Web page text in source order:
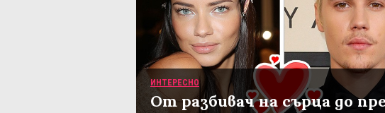
ИНТЕРЕСНО
От разбивач на сърца до